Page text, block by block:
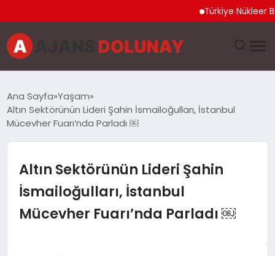
Türkiye Nükleer Bilim
EĞITIM
GENEL
GÜNCEL
Ana Sayfa Yaşam
Altın Sektörünün Lideri Şahin İsmailoğulları, İstanbul
Mücevher Fuarı’nda Parladı ￼
Altın Sektörünün Lideri Şahin
İsmailoğulları, İstanbul
Mücevher Fuarı’nda Parladı ￼